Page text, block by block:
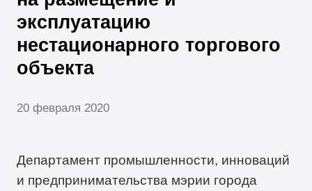
эксплуатацию
нестационарного торгового
объекта
20 февраля 2020
Департамент промышленности, инноваций
и предпринимательства мэрии города